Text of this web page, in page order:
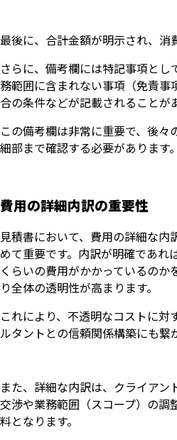
最後に、合計金額が明示され、消
さらに、備考欄には特記事項と
務範囲に含まれない事項（免責事
合の条件などが記載されることが
この備考欄は非常に重要で、後々
細部まで確認する必要があります。
費用の詳細内訳の重要性
見積書において、費用の詳細な内
めて重要です。内訳が明確であれ
くらいの費用がかかっているのか
り全体の透明性が高まります。
これにより、不透明なコストに対
ルタントとの信頼関係構築にも繋
また、詳細な内訳は、クライア
交渉や業務範囲（スコープ）の調
料となります。